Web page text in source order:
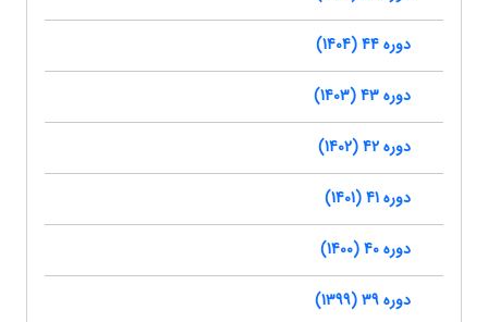
دوره 44 (1404)
دوره 43 (1403)
دوره 42 (1402)
دوره 41 (1401)
دوره 40 (1400)
دوره 39 (1399)